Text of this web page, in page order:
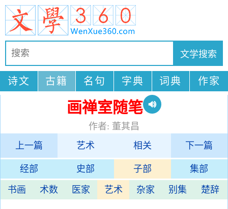
诗文 古籍 名句 字典 词典 作家
画禅室随笔
作者: 董其昌
上一篇
艺术 相关 下一篇
经部 史部 子部 集部
书画 术数 医家 艺术 杂家 别集 楚辞